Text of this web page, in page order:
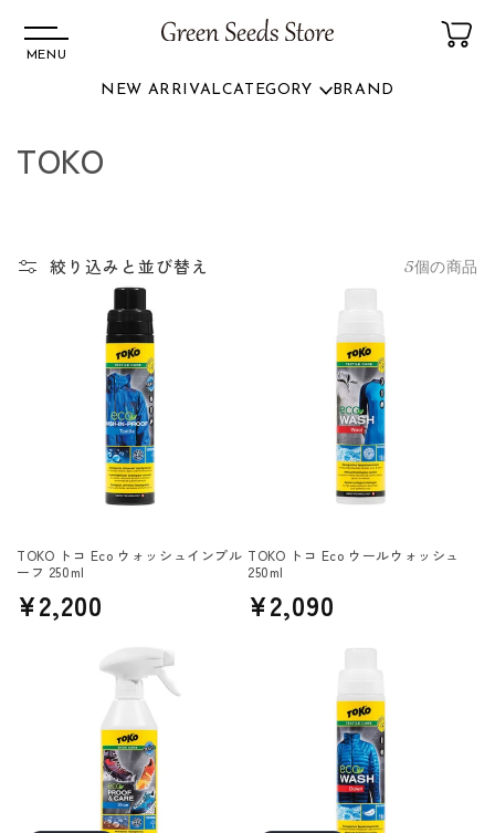
進む
MENU
NEW ARRIVALCATEGORY BRAND
コ
シ
TOKO
絞り込みと並び替え 5個の商品
TOKO トコ Eco ウォッシュインプル
ーフ 250ml
通
常
¥2,200
TOKO トコ Eco ウールウォッシュ
250ml
通
常
¥2,090